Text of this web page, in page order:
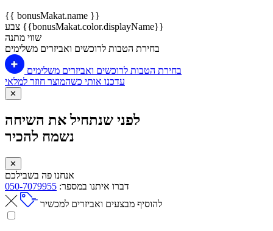
{{ bonusMakat.name }}
צבע {{bonusMakat.color.displayName}}
שווי מתנה
בחירת הטבות לרוכשים ואביזרים משלימים
בחירת הטבות לרוכשים ואביזרים משלימים
עדכנו אותי כשהמוצר חוזר למלאי
✕
לפני שנתחיל את השיחה
נשמח להכיר
✕
אנחנו פה בשבילכם
דברו איתנו במספר: 050-7079955
להוסיף מבצעים ואביזרים למכשיר